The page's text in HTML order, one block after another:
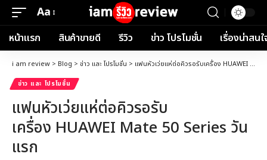
Font
Resizer
Aa
หน้าแรก สินค้าขายดี รีวิว ข่าว โปรโมชั่น เรื่องน่าสนใ
i am review > Blog > ข่าว และ โปรโมชั่น > แฟนหัวเว่ยแห่ต่อคิวรอรับเครื่อง HUAWEI Mate 50 Series วันแรก
ข่าว และ โปรโมชั่น
แฟนหัวเว่ยแห่ต่อคิวรอรับ
เครื่อง HUAWEI Mate 50 Series วัน
แรก